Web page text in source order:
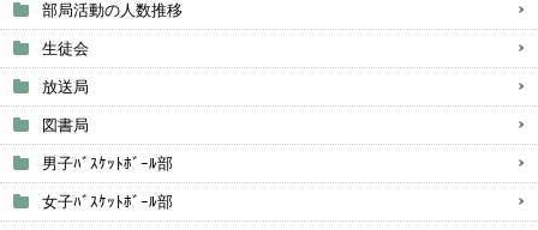
部局活動の人数推移
生徒会
放送局
図書局
男子ﾊﾞｽｹｯﾄﾎﾞｰﾙ部
女子ﾊﾞｽｹｯﾄﾎﾞｰﾙ部